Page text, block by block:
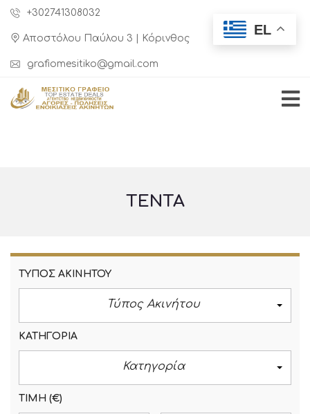
+302741308032
Αποστόλου Παύλου 3 | Κόρινθος
grafiomesitiko@gmail.com
ΤΈΝΤΑ
ΤΎΠΟΣ ΑΚΙΝΉΤΟΥ
Τύπος Ακινήτου
ΚΑΤΗΓΟΡΊΑ
Κατηγορία
ΤΙΜΉ (€)
EL